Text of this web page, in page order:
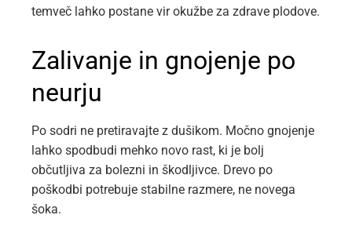
temveč lahko postane vir okužbe za zdrave plodove.
Zalivanje in gnojenje po
neurju
Po sodri ne pretiravajte z dušikom. Močno gnojenje
lahko spodbudi mehko novo rast, ki je bolj
občutljiva za bolezni in škodljivce. Drevo po
poškodbi potrebuje stabilne razmere, ne novega
šoka.